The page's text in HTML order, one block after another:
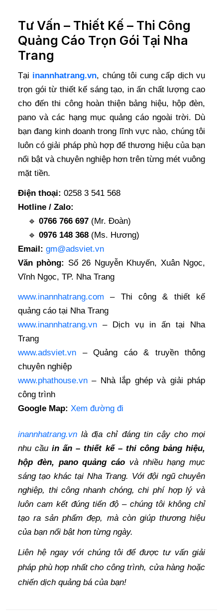
Tư Vấn – Thiết Kế – Thi Công
Quảng Cáo Trọn Gói Tại Nha
Trang
Tại inannhatrang.vn, chúng tôi cung cấp dịch vụ
trọn gói từ thiết kế sáng tạo, in ấn chất lượng cao
cho đến thi công hoàn thiện bảng hiệu, hộp đèn,
pano và các hạng mục quảng cáo ngoài trời. Dù
bạn đang kinh doanh trong lĩnh vực nào, chúng tôi
luôn có giải pháp phù hợp để thương hiệu của bạn
nổi bật và chuyên nghiệp hơn trên từng mét vuông
mặt tiền.
Điện thoại: 0258 3 541 568
Hotline / Zalo:
🔹 0766 766 697 (Mr. Đoàn)
🔹 0976 148 368 (Ms. Hương)
Email: gm@adsviet.vn
Văn phòng: Số 26 Nguyễn Khuyến, Xuân Ngọc,
Vĩnh Ngọc, TP. Nha Trang
www.inannhatrang.com – Thi công & thiết kế
quảng cáo tại Nha Trang
www.inannhatrang.vn – Dịch vụ in ấn tại Nha
Trang
www.adsviet.vn – Quảng cáo & truyền thông
chuyên nghiệp
www.phathouse.vn – Nhà lắp ghép và giải pháp
công trình
Google Map: Xem đường đi
inannhatrang.vn là địa chỉ đáng tin cậy cho mọi
nhu cầuin ấn – thiết kế – thi công bảng hiệu,
hộp đèn, pano quảng cáo và nhiều hạng mục
sáng tạo khác tại Nha Trang. Với đội ngũ chuyên
nghiệp, thi công nhanh chóng, chi phí hợp lý và
luôn cam kết đúng tiến độ – chúng tôi không chỉ
tạo ra sản phẩm đẹp, mà còn giúp thương hiệu
của bạn nổi bật hơn từng ngày.
Liên hệ ngay với chúng tôi để được tư vấn giải
pháp phù hợp nhất cho công trình, cửa hàng hoặc
chiến dịch quảng bá của bạn!